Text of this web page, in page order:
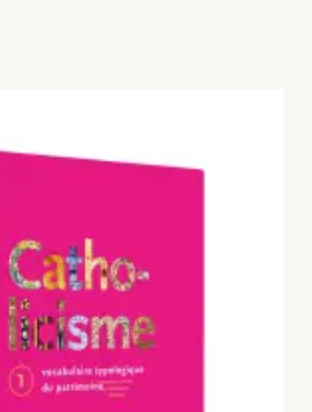
PUBLICATIONS
PATRIMOINE
PATRIMOINE